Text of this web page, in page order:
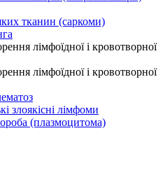
тканин (саркоми)
лімфоїдної і кровотворної
лімфоїдної і кровотворної
злоякісні лімфоми
(плазмоцитома)